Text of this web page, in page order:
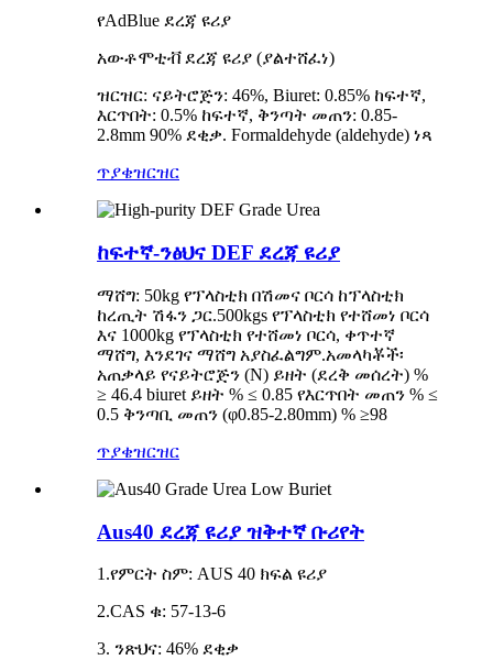
የAdBlue ደረጃ ዩሪያ
አውቶሞቲቭ ደረጃ ዩሪያ (ያልተሸፈነ)
ዝርዝር: ናይትሮጅን: 46%, Biuret: 0.85% ከፍተኛ,
እርጥበት: 0.5% ከፍተኛ, ቅንጣት መጠን: 0.85-
2.8mm 90% ደቂቃ. Formaldehyde (aldehyde) ነጻ
ጥያቄዝርዝር
ከፍተኛ-ንፅህና DEF ደረጃ ዩሪያ
ማሸግ: 50kg የፕላስቲክ በሽመና ቦርሳ ከፕላስቲክ
ከረጢት ሽፋን ጋር.500kgs የፕላስቲክ የተሸመነ ቦርሳ
እና 1000kg የፕላስቲክ የተሸመነ ቦርሳ, ቀጥተኛ
ማሸግ, እንደገና ማሸግ አያስፈልግም.አመላካቾች፡
አጠቃላይ የናይትሮጅን (N) ይዘት (ደረቅ መሰረት) %
≥ 46.4 biuret ይዘት % ≤ 0.85 የእርጥበት መጠን % ≤
0.5 ቅንጣቢ መጠን (φ0.85-2.80mm) % ≥98
ጥያቄዝርዝር
Aus40 ደረጃ ዩሪያ ዝቅተኛ ቡሪየት
1.የምርት ስም: AUS 40 ክፍል ዩሪያ
2.CAS ቁ: 57-13-6
3. ንጽህና: 46% ደቂቃ